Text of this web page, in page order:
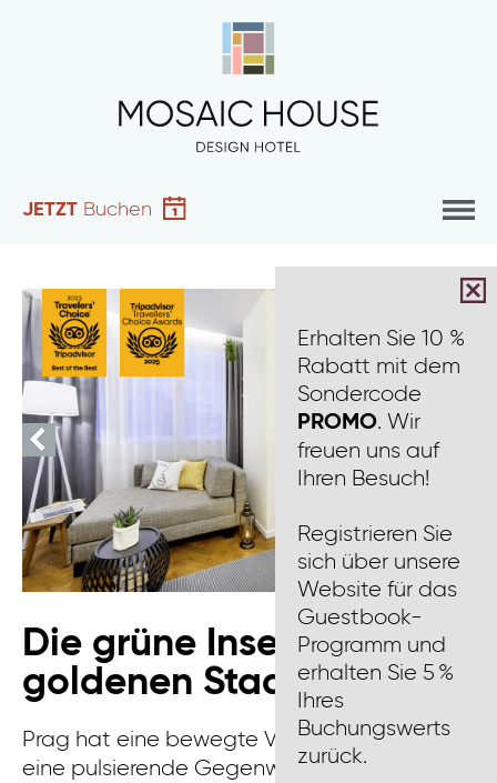
JETZT Buchen
Erhalten Sie 10 %
Rabatt mit dem
Sondercode
PROMO. Wir
freuen uns auf
Ihren Besuch!
Registrieren Sie
sich über unsere
Website für das
Guestbook-
Programm und
erhalten Sie 5 %
Ihres
Buchungswerts
zurück.
Die grüne Insel in der
goldenen Stadt
Prag hat eine bewegte Vergangenheit und
eine pulsierende Gegenwart. Die goldene